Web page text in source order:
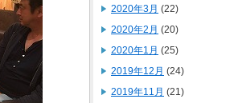
2020年3月 (22)
2020年2月 (20)
2020年1月 (25)
2019年12月 (24)
2019年11月 (21)